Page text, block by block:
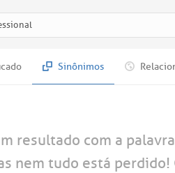
Sinônimos
resultado com a palavra
nem tudo está